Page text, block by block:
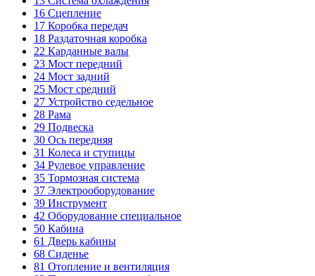
16 Сцепление
17 Коробка передач
18 Раздаточная коробка
22 Карданные валы
23 Мост передний
24 Мост задний
25 Мост средний
27 Устройство седельное
28 Рама
29 Подвеска
30 Ось передняя
31 Колеса и ступицы
34 Рулевое управление
35 Тормозная система
37 Электрооборудование
39 Инструмент
42 Оборудование специальное
50 Кабина
61 Дверь кабины
68 Сиденье
81 Отопление и вентиляция